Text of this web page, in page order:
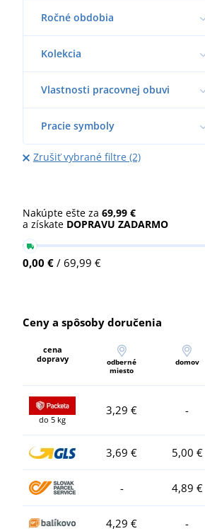
Ročné obdobia
Kolekcia
Vlastnosti pracovnej obuvi
Pracie symboly
Zrušiť vybrané filtre (2)
Nakúpte ešte za 69,99 €
a získate DOPRAVU ZADARMO
0,00 € / 69,99 €
Ceny a spôsoby doručenia
cena
dopravy
odberné
miesto
domov
do 5 kg
3,29 € -
3,69 € 5,00 €
- 4,89 €
4,29 € -